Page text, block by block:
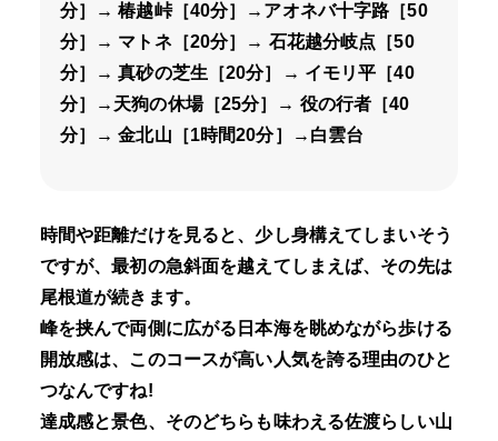
分］→ 椿越峠［40分］→アオネバ十字路［50
分］→ マトネ［20分］→ 石花越分岐点［50
分］→ 真砂の芝生［20分］→ イモリ平［40
分］→天狗の休場［25分］→ 役の行者［40
分］→ 金北山［1時間20分］→白雲台
時間や距離だけを見ると、少し身構えてしまいそう
ですが、最初の急斜面を越えてしまえば、その先は
尾根道が続きます。
峰を挟んで両側に広がる日本海を眺めながら歩ける
開放感は、このコースが高い人気を誇る理由のひと
つなんですね!
達成感と景色、そのどちらも味わえる佐渡らしい山